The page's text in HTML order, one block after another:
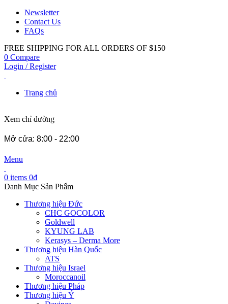
Newsletter
Contact Us
FAQs
FREE SHIPPING FOR ALL ORDERS OF $150
0 Compare
Login / Register
Trang chủ
Xem chỉ đường
Mở cửa: 8:00 - 22:00
Menu
0 items 0₫
Danh Mục Sản Phẩm
Thương hiệu Đức
CHC GOCOLOR
Goldwell
KYUNG LAB
Kerasys – Derma More
Thương hiệu Hàn Quốc
ATS
Thương hiệu Israel
Moroccanoil
Thương hiệu Pháp
Thương hiệu Ý